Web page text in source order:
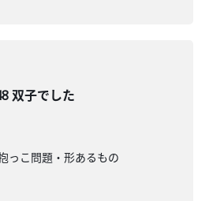
双子でした
っこ問題・形あるもの